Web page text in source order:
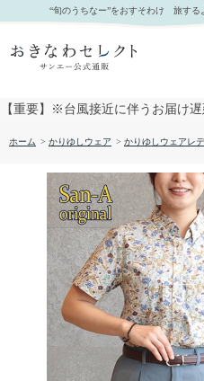
【送料無料】カフー小花 形態安定 かりゆしウ
通販
“旬のうちなー”をおすそわけ 旅する
【重要】※台風接近に伴うお届け
ホーム > かりゆしウェア > かりゆしウェアレ